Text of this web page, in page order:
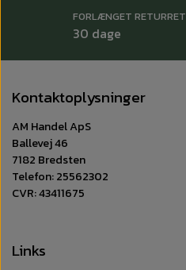
FORLÆNGET RETURRET
30 dage
Kontaktoplysninger
AM Handel ApS
Ballevej 46
7182 Bredsten
Telefon: 25562302
CVR: 43411675
Links